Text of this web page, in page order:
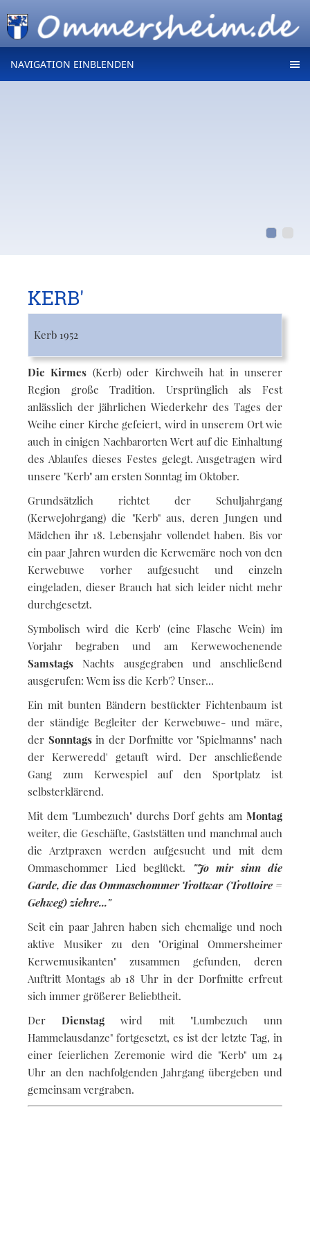
NAVIGATION EINBLENDEN
KERB'
Kerb 1952
Die Kirmes (Kerb) oder Kirchweih hat in unserer
Region große Tradition. Ursprünglich als Fest
anlässlich der jährlichen Wiederkehr des Tages der
Weihe einer Kirche gefeiert, wird in unserem Ort wie
auch in einigen Nachbarorten Wert auf die Einhaltung
des Ablaufes dieses Festes gelegt. Ausgetragen wird
unsere "Kerb" am ersten Sonntag im Oktober.
Grundsätzlich richtet der Schuljahrgang
(Kerwejohrgang) die "Kerb" aus, deren Jungen und
Mädchen ihr 18. Lebensjahr vollendet haben. Bis vor
ein paar Jahren wurden die Kerwemäre noch von den
Kerwebuwe vorher aufgesucht und einzeln
eingeladen, dieser Brauch hat sich leider nicht mehr
durchgesetzt.
Symbolisch wird die Kerb' (eine Flasche Wein) im
Vorjahr begraben und am Kerwewochenende
Samstags Nachts ausgegraben und anschließend
ausgerufen: Wem iss die Kerb'? Unser...
Ein mit bunten Bändern bestückter Fichtenbaum ist
der ständige Begleiter der Kerwebuwe- und märe,
der Sonntagsin der Dorfmitte vor "Spielmanns" nach
der Kerweredd' getauft wird. Der anschließende
Gang zum Kerwespiel auf den Sportplatz ist
selbsterklärend.
Mit dem "Lumbezuch" durchs Dorf gehts am Montag
weiter, die Geschäfte, Gaststätten und manchmal auch
die Arztpraxen werden aufgesucht und mit dem
Ommaschommer Lied beglückt.
"Jo mir sinn die
Garde, die das Ommaschommer Trottwar (Trottoire =
Gehweg) ziehre..."
Seit ein paar Jahren haben sich ehemalige und noch
aktive Musiker zu den "Original Ommersheimer
Kerwemusikanten" zusammen gefunden, deren
Auftritt Montags ab 18 Uhr in der Dorfmitte erfreut
sich immer größerer Beliebtheit.
DerDienstagwird mit "Lumbezuch unn
Hammelausdanze" fortgesetzt, es ist der letzte Tag, in
einer feierlichen Zeremonie wird die "Kerb" um 24
Uhr an den nachfolgenden Jahrgang übergeben und
gemeinsam vergraben.